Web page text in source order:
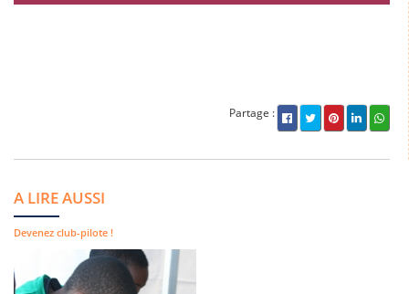
Partage :
A LIRE AUSSI
Devenez club-pilote !